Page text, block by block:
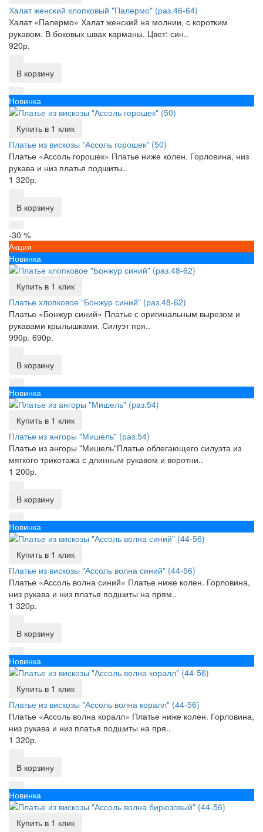
Халат женский хлопковый "Палермо" (раз.46-64)
Халат «Палермо» Халат женский на молнии, с коротким
рукавом. В боковых швах карманы. Цвет: син..
920р.
В корзину
Новинка
Купить в 1 клик
Платье из вискозы "Ассоль горошек" (50)
Платье «Ассоль горошек» Платье ниже колен. Горловина, низ
рукава и низ платья подшиты..
1 320р.
В корзину
-30 %
Акция
Новинка
Купить в 1 клик
Платье хлопковое "Бонжур синий" (раз.48-62)
Платье «Бонжур синий» Платье с оригинальным вырезом и
рукавами крылышками. Силуэт пря..
990р. 690р.
В корзину
Новинка
Купить в 1 клик
Платье из ангоры "Мишель" (раз.54)
Платье из ангоры "Мишель"Платье облегающего силуэта из
мягкого трикотажа с длинным рукавом и воротни..
1 200р.
В корзину
Новинка
Купить в 1 клик
Платье из вискозы "Ассоль волна синий" (44-56)
Платье «Ассоль волна синий» Платье ниже колен. Горловина,
низ рукава и низ платья подшиты на прям..
1 320р.
В корзину
Новинка
Купить в 1 клик
Платье из вискозы "Ассоль волна коралл" (44-56)
Платье «Ассоль волна коралл» Платье ниже колен. Горловина,
низ рукава и низ платья подшиты на пря..
1 320р.
В корзину
Новинка
Купить в 1 клик